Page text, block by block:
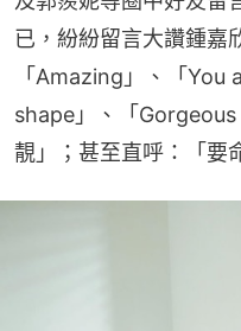
已，紛紛留言大讚鍾嘉
「Amazing」、「
shape」、「
靚」；甚至直呼：「要